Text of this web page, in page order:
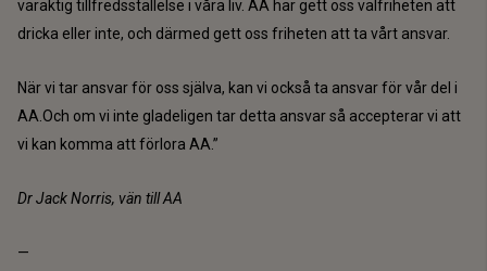
varaktig tillfredsställelse i våra liv. AA har gett oss valfriheten att
dricka eller inte, och därmed gett oss friheten att ta vårt ansvar.
När vi tar ansvar för oss själva, kan vi också ta ansvar för vår del i
AA.Och om vi inte gladeligen tar detta ansvar så accepterar vi att
vi kan komma att förlora AA.”
Dr Jack Norris, vän till AA
—